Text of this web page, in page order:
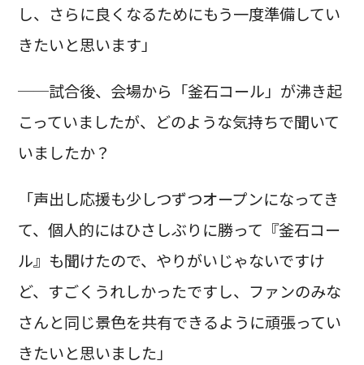
し、さらに良くなるためにもう一度準備してい
きたいと思います」
──試合後、会場から「釜石コール」が沸き起
こっていましたが、どのような気持ちで聞いて
いましたか？
「声出し応援も少しつずつオープンになってき
て、個人的にはひさしぶりに勝って『釜石コー
ル』も聞けたので、やりがいじゃないですけ
ど、すごくうれしかったですし、ファンのみな
さんと同じ景色を共有できるように頑張ってい
きたいと思いました」